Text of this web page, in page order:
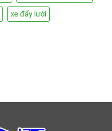
xe đẩy lưới